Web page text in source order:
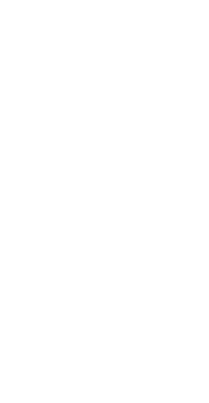
инвесторов
использовании материалов гиперссылка